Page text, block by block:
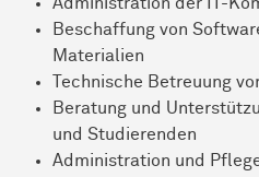
Beschaffung von
Materialien
Technische Betreuung
Beratung und
und Studierenden
Administration und